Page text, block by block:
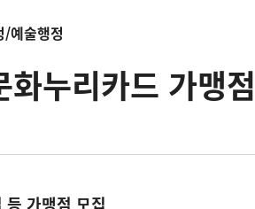
/예술행정
누리카드 가맹
가맹점 모집